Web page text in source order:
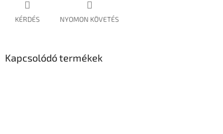
KÉRDÉS NYOMON KÖVETÉS
Kapcsolódó termékek